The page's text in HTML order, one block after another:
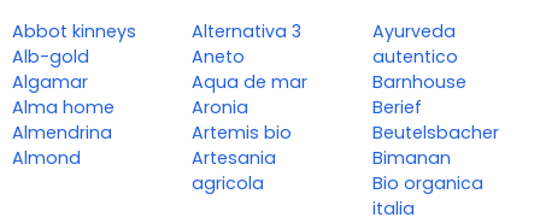
Abbot kinneys
Alb-gold
Algamar
Alma home
Almendrina
Almond
Alternativa 3
Aneto
Aqua de mar
Aronia
Artemis bio
Artesania
agricola
Ayurveda
autentico
Barnhouse
Berief
Beutelsbacher
Bimanan
Bio organica
italia